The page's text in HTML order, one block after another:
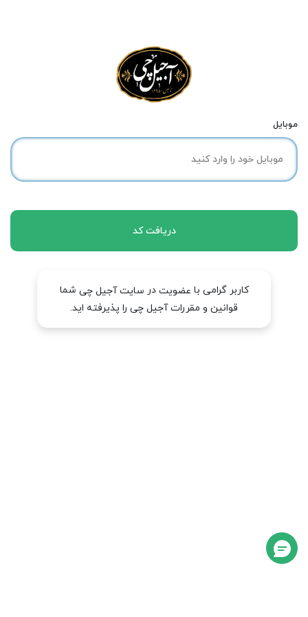
موبایل
دریافت کد
کاربر گرامی با عضویت در سایت آجیل چی شما
قوانین و مقررات آجیل چی را پذیرفته اید.